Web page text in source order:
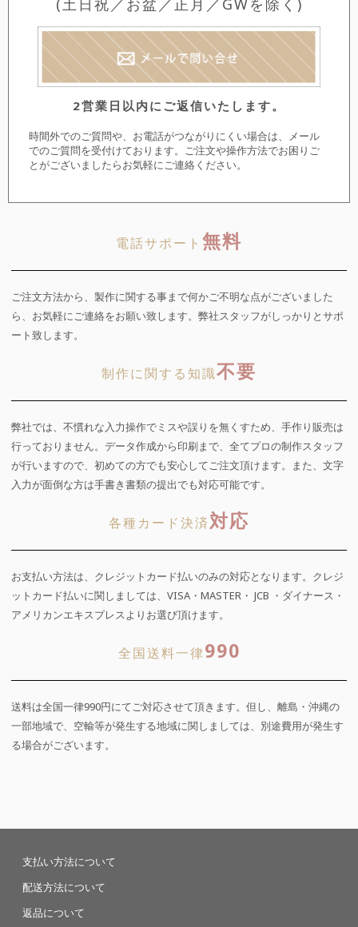
(土日祝／お盆／正月／GWを除く)
2営業日以内にご返信いたします。
時間外でのご質問や、お電話がつながりにくい場合は、メール
でのご質問を受付けております。ご注文や操作方法でお困りご
とがございましたらお気軽にご連絡ください。
電話サポート 無料
ご注文方法から、製作に関する事まで何かご不明な点がございました
ら、お気軽にご連絡をお願い致します。弊社スタッフがしっかりとサポ
ート致します。
制作に関する知識不要
弊社では、不慣れな入力操作でミスや誤りを無くすため、手作り販売は
行っておりません。データ作成から印刷まで、全てプロの制作スタッフ
が行いますので、初めての方でも安心してご注文頂けます。また、文字
入力が面倒な方は手書き書類の提出でも対応可能です。
各種カード決済対応
お支払い方法は、クレジットカード払いのみの対応となります。クレジ
ットカード払いに関しましては、VISA・MASTER・ JCB ・ダイナース・
アメリカンエキスプレスよりお選び頂けます。
全国送料一律990
送料は全国一律990円にてご対応させて頂きます。但し、離島・沖縄の
一部地域で、空輸等が発生する地域に関しましては、別途費用が発生す
る場合がございます。
支払い方法について
配送方法について
返品について